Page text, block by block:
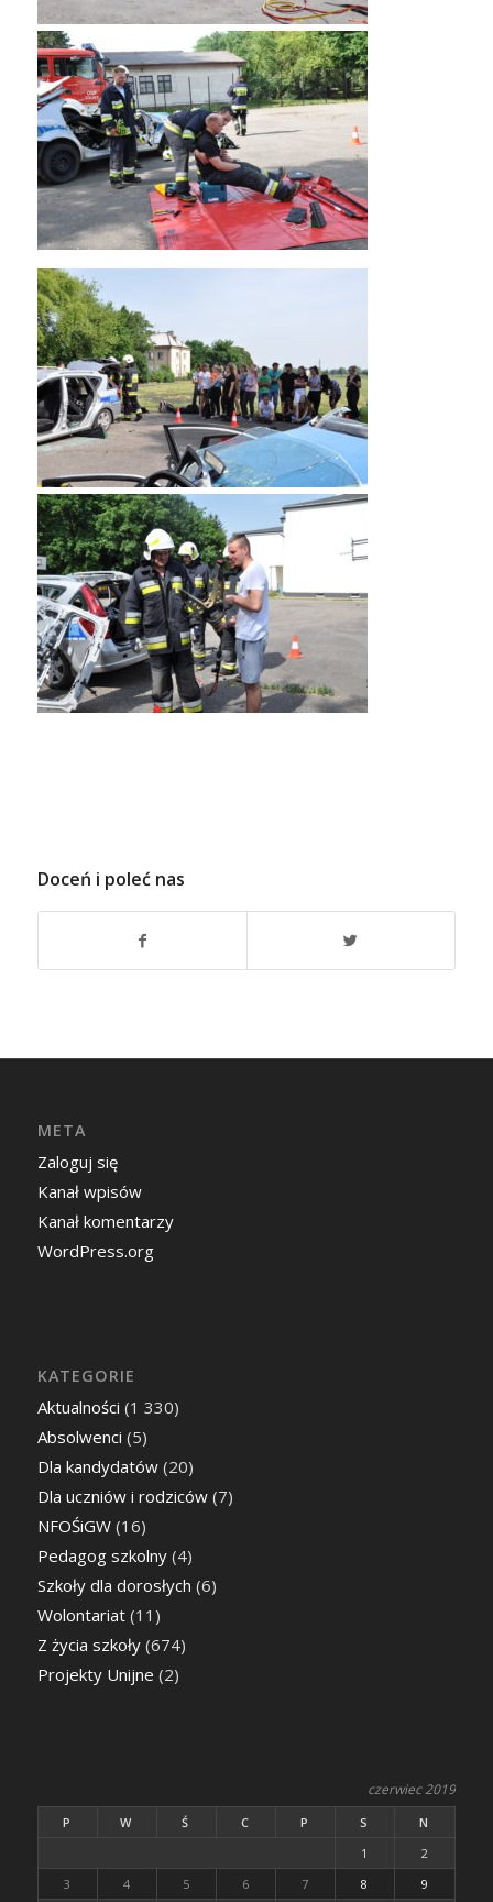
Doceń i poleć nas
META
Zaloguj się
Kanał wpisów
Kanał komentarzy
WordPress.org
KATEGORIE
Aktualności (1 330)
Absolwenci (5)
Dla kandydatów(20)
Dla uczniów i rodziców(7)
NFOŚiGW(16)
Pedagog szkolny(4)
Szkoły dla dorosłych (6)
Wolontariat(11)
Z życia szkoły(674)
Projekty Unijne (2)
czerwiec 2019
P W Ś C P S
N
1
2
3
4 5 6 7 8 9